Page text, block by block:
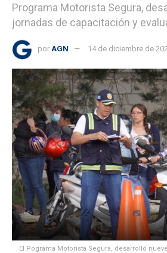
Programa Motorista Segura,
jornadas de capacitación y
por AGN 14 de diciembre de
El Pograma Motorista Segura, desarrolló